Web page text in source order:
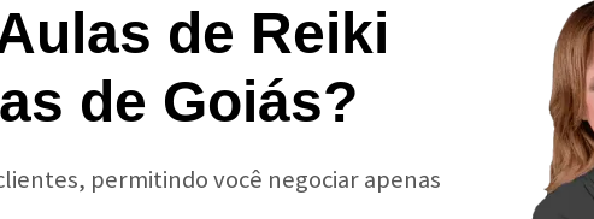
de Reiki
de Goiás?
permitindo você negociar apenas